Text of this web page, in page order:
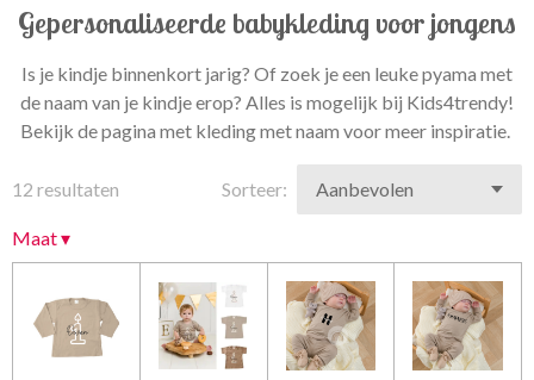
Gepersonaliseerde babykleding voor jongens
Is je kindje binnenkort jarig? Of zoek je een leuke pyama met
de naam van je kindje erop? Alles is mogelijk bij Kids4trendy!
Bekijk de pagina met kleding met naam voor meer inspiratie.
12 resultaten Sorteer:
Maat▾